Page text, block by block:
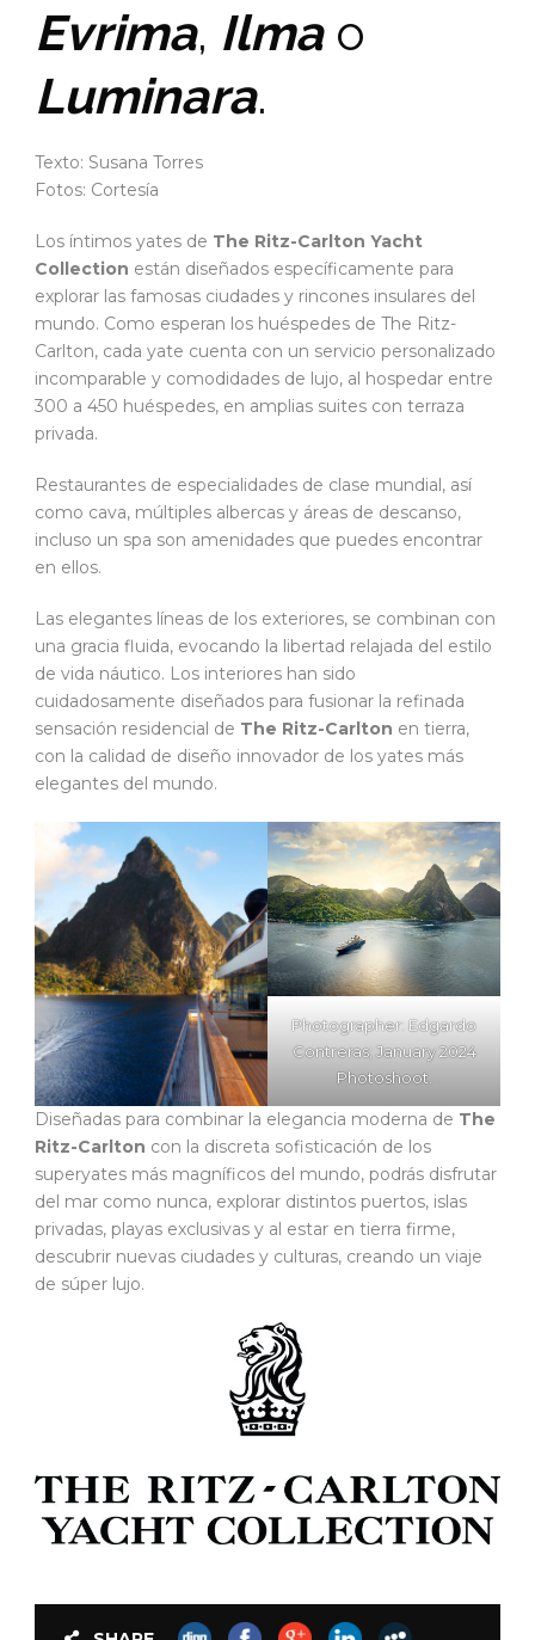
Evrima, Ilmao
Luminara.
Texto: Susana Torres
Fotos: Cortesía
Los íntimos yates de The Ritz-Carlton Yacht
Collection están diseñados específicamente para
explorar las famosas ciudades y rincones insulares del
mundo. Como esperan los huéspedes de The Ritz-
Carlton, cada yate cuenta con un servicio personalizado
incomparable y comodidades de lujo, al hospedar entre
300 a 450 huéspedes, en amplias suites con terraza
privada.
Restaurantes de especialidades de clase mundial, así
como cava, múltiples albercas y áreas de descanso,
incluso un spa son amenidades que puedes encontrar
en ellos.
Las elegantes líneas de los exteriores, se combinan con
una gracia fluida, evocando la libertad relajada del estilo
de vida náutico. Los interiores han sido
cuidadosamente diseñados para fusionar la refinada
sensación residencial de The Ritz-Carlton en tierra,
con la calidad de diseño innovador de los yates más
elegantes del mundo.
Photographer: Edgardo
Contreras; January 2024
Photoshoot.
Diseñadas para combinar la elegancia moderna de The
Ritz-Carlton con la discreta sofisticación de los
superyates más magníficos del mundo, podrás disfrutar
del mar como nunca, explorar distintos puertos, islas
privadas, playas exclusivas y al estar en tierra firme,
descubrir nuevas ciudades y culturas, creando un viaje
de súper lujo.